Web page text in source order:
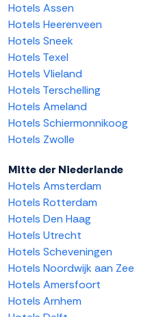
Hotels Assen
Hotels Heerenveen
Hotels Sneek
Hotels Texel
Hotels Vlieland
Hotels Terschelling
Hotels Ameland
Hotels Schiermonnikoog
Hotels Zwolle
Mitte der Niederlande
Hotels Amsterdam
Hotels Rotterdam
Hotels Den Haag
Hotels Utrecht
Hotels Scheveningen
Hotels Noordwijk aan Zee
Hotels Amersfoort
Hotels Arnhem